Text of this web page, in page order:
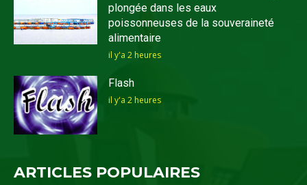
plongée dans les eaux
poissonneuses de la souveraineté
alimentaire
il y'a 2 heures
Flash
il y'a 2 heures
ARTICLES POPULAIRES